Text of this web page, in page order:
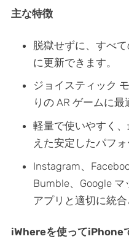
主な特徴
脱獄せずに、すべ
に更新できます。
ジョイスティック
りの AR ゲームに最
軽量で使いやすく
えた安定したパフォ
Instagram、
Bumble、Google
アプリと適切に統合
iWhereを使ってiPhone